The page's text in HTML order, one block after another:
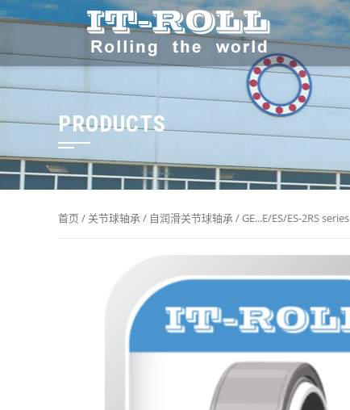
PRODUCTS
首页 / 关节球轴承/ 自润滑关节球轴承/GE...E/ES/ES-2RS series